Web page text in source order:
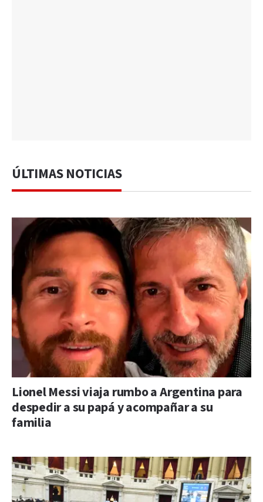
ÚLTIMAS NOTICIAS
Lionel Messi viaja rumbo a Argentina para
despedir a su papá y acompañar a su
familia